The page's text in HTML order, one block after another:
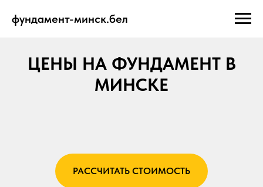
фундамент-минск.бел
ЦЕНЫ НА ФУНДАМЕНТ В
МИНСКЕ
РАССЧИТАТЬ СТОИМОСТЬ